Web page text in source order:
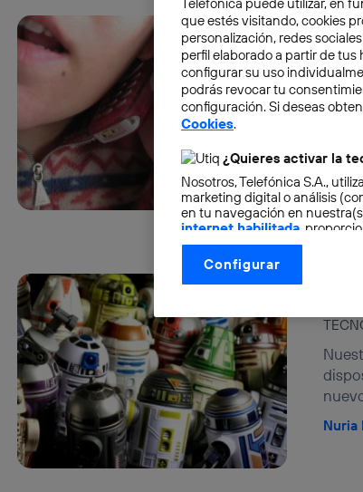
En
Nuria
Nuria
que estés visitando, cookies
personalización, redes
perfil elaborado a partir de
configurar su uso
podrás revocar tu
configuración. Si deseas
Cookies.
¿Quieres activar la
Nosotros, Telefónica S.A.,
marketing digital o análisis
en tu navegación en
internet habilitada ,
otorgas tu consentimiento en
La tecnología Utiq está
control.
utilizando tu dirección IP y
vinculada a la conexión que
Este identificador se asigna a
conecte su dispositivo y
Típicamente:
Si utilizas unaconexión de
realizará en función de las
hayan dado su
Configurar